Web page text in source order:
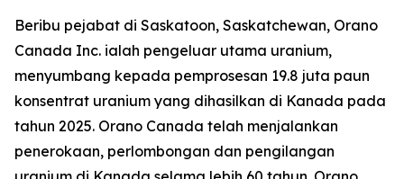
Beribu pejabat di Saskatoon, Saskatchewan, Orano
Canada Inc. ialah pengeluar utama uranium,
menyumbang kepada pemprosesan 19.8 juta paun
konsentrat uranium yang dihasilkan di Kanada pada
tahun 2025. Orano Canada telah menjalankan
penerokaan, perlombongan dan pengilangan